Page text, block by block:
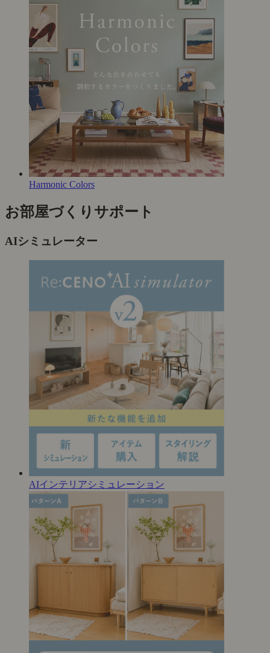
Harmonic Colors
お部屋づくりサポート
AIシミュレーター
AIインテリアシミュレーション